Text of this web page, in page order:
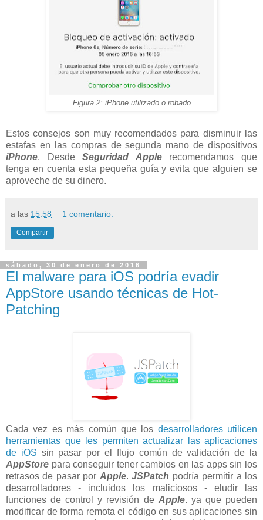
Figura 2: iPhone utilizado o robado
Estos consejos son muy recomendados para disminuir las
estafas en las compras de segunda mano de dispositivos
iPhone. DesdeSeguridad Applerecomendamos que
tenga en cuenta esta pequeña guía y evita que alguien se
aproveche de su dinero.
a las 15:58 1 comentario:
Compartir
sábado, 30 de enero de 2016
El malware para iOS podría evadir
AppStore usando técnicas de Hot-
Patching
Cada vez es más común que los desarrolladores utilicen
herramientas que les permiten actualizar las aplicaciones
de iOS sin pasar por el flujo común de validación de la
AppStore para conseguir tener cambios en las apps sin los
retrasos de pasar por Apple.JSPatch podría permitir a los
desarrolladores - incluidos los maliciosos - eludir las
funciones de control y revisión de Apple. ya que pueden
modificar de forma remota el código en sus aplicaciones sin